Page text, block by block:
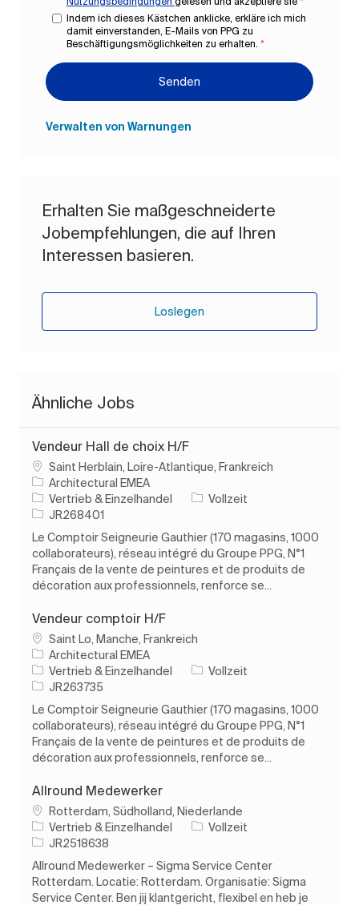
Indem ich dieses Kästchen anklicke, erkläre ich mich
damit einverstanden, E-Mails von PPG zu
Beschäftigungsmöglichkeiten zu erhalten. *
Senden
Verwalten von Warnungen
Erhalten Sie maßgeschneiderte
Jobempfehlungen, die auf Ihren
Interessen basieren.
Loslegen
Ähnliche Jobs
Vendeur Hall de choix H/F
Ort Saint Herblain, Loire-Atlantique, Frankreich
Architectural EMEA
Kategorie
Vertrieb & Einzelhandel Auftragstyp
Vollzeit
Auftrags-ID
JR268401
Le Comptoir Seigneurie Gauthier (170 magasins, 1000
collaborateurs), réseau intégré du Groupe PPG, N°1
Français de la vente de peintures et de produits de
décoration aux professionnels, renforce se...
Vendeur comptoir H/F
Ort Saint Lo, Manche, Frankreich
Architectural EMEA
Kategorie
Vertrieb & Einzelhandel Auftragstyp
Vollzeit
Auftrags-ID
JR263735
Le Comptoir Seigneurie Gauthier (170 magasins, 1000
collaborateurs), réseau intégré du Groupe PPG, N°1
Français de la vente de peintures et de produits de
décoration aux professionnels, renforce se...
Allround Medewerker
Ort
Rotterdam, Südholland, Niederlande
Kategorie
Vertrieb & Einzelhandel Auftragstyp
Vollzeit
Auftrags-ID
JR2518638
Allround Medewerker – Sigma Service Center
Rotterdam. Locatie: Rotterdam. Organisatie: Sigma
Service Center. Ben jij klantgericht, flexibel en heb je